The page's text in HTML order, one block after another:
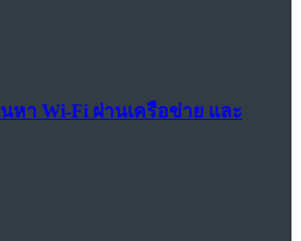
หา Wi-Fi ผ่านเครือข่าย และ